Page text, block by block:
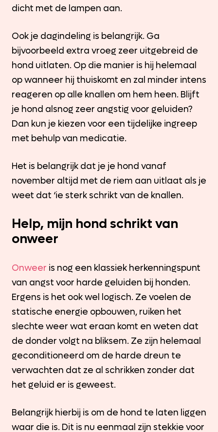
dicht met de lampen aan.
Ook je dagindeling is belangrijk. Ga
bijvoorbeeld extra vroeg zeer uitgebreid de
hond uitlaten. Op die manier is hij helemaal
op wanneer hij thuiskomt en zal minder intens
reageren op alle knallen om hem heen. Blijft
je hond alsnog zeer angstig voor geluiden?
Dan kun je kiezen voor een tijdelijke ingreep
met behulp van medicatie.
Het is belangrijk dat je je hond vanaf
november altijd met de riem aan uitlaat als je
weet dat ‘ie sterk schrikt van de knallen.
Help, mijn hond schrikt van
onweer
Onweer is nog een klassiek herkenningspunt
van angst voor harde geluiden bij honden.
Ergens is het ook wel logisch. Ze voelen de
statische energie opbouwen, ruiken het
slechte weer wat eraan komt en weten dat
de donder volgt na bliksem. Ze zijn helemaal
geconditioneerd om de harde dreun te
verwachten dat ze al schrikken zonder dat
het geluid er is geweest.
Belangrijk hierbij is om de hond te laten liggen
waar die is. Dit is nu eenmaal zijn stekkie voor